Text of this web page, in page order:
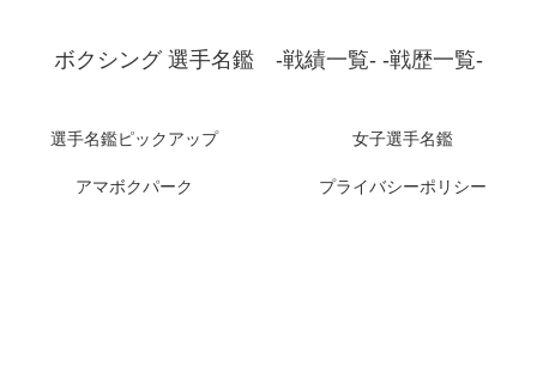
ボクシング 選手名鑑 -戦績一覧- -戦歴一覧-
選手名鑑ピックアップ 女子選手名鑑
アマボクパーク プライバシーポリシー